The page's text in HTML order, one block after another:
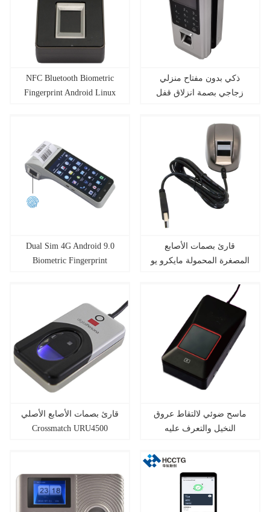
NFC Bluetooth Biometric
Fingerprint Android Linux
ذكي بدون مفتاح منزلي
زجاجي بصمة انزلاق قفل
جهاز تحكم عن بعد
Dual Sim 4G Android 9.0
Biometric Fingerprint
قارئ بصمات الأصابع
المصغرة المحمولة مايكرو يو
قارئ بصمات الأصابع الأصلي
Crossmatch URU4500
ماسح ضوئي لالتقاط عروق
النخيل والتعرف عليه